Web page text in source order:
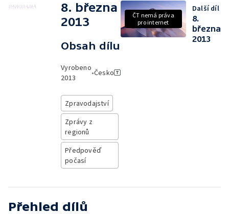
8. března
2013
Obsah dílu
Vyrobeno
2013
•Česko
Zpravodajství
Zprávy z
regionů
Předpověď
počasí
ČT nemá práva
pro internet
Další díl
8.
března
2013
Přehled dílů